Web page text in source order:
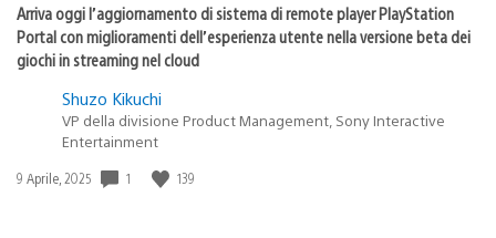
Arriva oggi l’aggiornamento di sistema di remote player PlayStation
Portal con miglioramenti dell’esperienza utente nella versione beta dei
giochi in streaming nel cloud
Shuzo Kikuchi
VP della divisione Product Management, Sony Interactive
Entertainment
Data
9 Aprile, 2025 1 139